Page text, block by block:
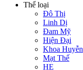
Thể loại
Đô Thị
Linh Dị
Đam Mỹ
Hiện Đại
Khoa Huyễn
Mạt Thế
HE